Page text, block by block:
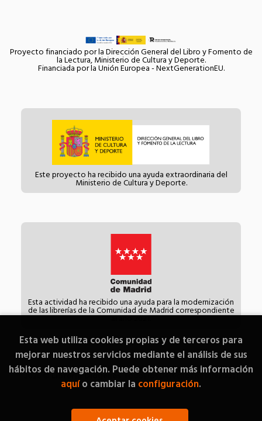
Proyecto financiado por la Dirección General del Libro y Fomento de
la Lectura, Ministerio de Cultura y Deporte.
Financiada por la Unión Europea - NextGenerationEU.
Este proyecto ha recibido una ayuda extraordinaria del
Ministerio de Cultura y Deporte.
Esta actividad ha recibido una ayuda para la modernización
de las librerías de la Comunidad de Madrid correspondiente
al año 2021.
2026 ©Librería Diógenes. Todos los Derechos Reservados |
Grupo Trevenque
Esta web utiliza cookies propias y de terceros para
mejorar nuestros servicios mediante el análisis de sus
hábitos de navegación. Puede obtener más información
aquío cambiar la configuración.